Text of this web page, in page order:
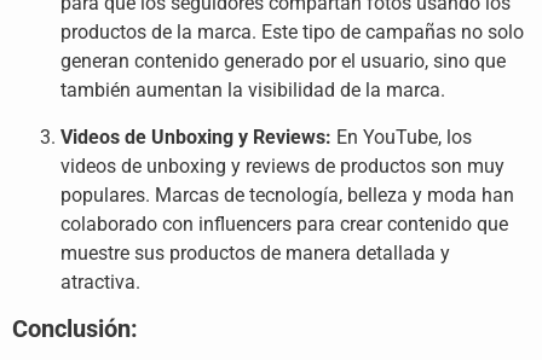
productos de la marca. Este tipo de campañas no solo
generan contenido generado por el usuario, sino que
también aumentan la visibilidad de la marca.
Videos de Unboxing y Reviews: En YouTube, los
videos de unboxing y reviews de productos son muy
populares. Marcas de tecnología, belleza y moda han
colaborado con influencers para crear contenido que
muestre sus productos de manera detallada y
atractiva.
Conclusión: